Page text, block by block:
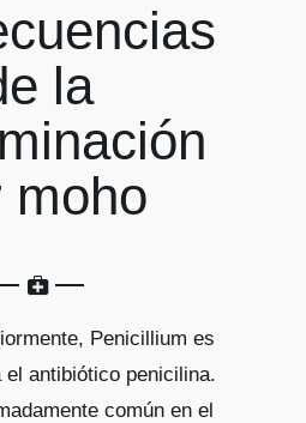
la
moho
Penicillium es
el antibiótico penicilina.
común en el